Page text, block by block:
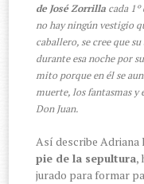
de José Zorrilla cada
no hay ningún vestigio
caballero, se cree que
durante esa noche por
mito porque en él se
muerte, los fantasmas
Don Juan.
Así describe Adriana
pie de la sepultura,
jurado para formar